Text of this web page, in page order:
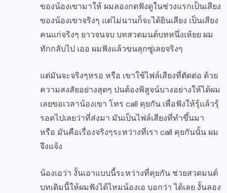
ของน้องเขามาให้ ผมลองกดฟังดูในช่วงแรกเป็นเสียง
ของน้องเขาจริงๆ แต่ไม่นานก็จะได้ยินเสียง เป็นเสียง
คนแก่จริงๆ ยาวจนจบ บทสวดมนต์บทหนึ่งเห้ยย ผม
ทักกลับไป เออ ผมฟังแล้วขนลุกซู่เลยจริงๆ
แต่มันจะจริงๆหรอ หรือ เขาใช้ไฟล์เสียงที่ตัดต่อ ด้วย
ความสงสัยอย่างสุดๆ ปนต้องพิสูจน์บางอย่างให้ได้ผม
เลยขอเวลาน้องเขา โทร call คุยกัน เพื่อฟังให้รุ้แล้วรุ้
รอดไปเลยว่าที่ส่งมา มันเป็นไฟล์เสียงที่ทำขึ้นมา
หรือ มันคือเรื่องจริงๆระหว่างที่เรา call คุยกันนั้น ผม
จึงแจ้ง
น้องเอว่า งั้นเอาแบบนี้ระหว่างที่คุยกัน ช่วยสวดมนต์
บทเดิมนี้ให้ผมฟังได้ไหมน้องเอ บอกว่า ได้เลย งั้นลอง